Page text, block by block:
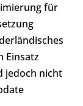
für
Einsatz
jedoch nicht